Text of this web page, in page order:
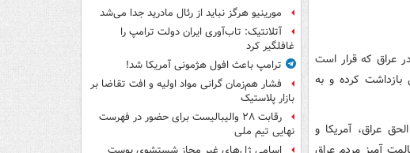
عراق که قرار است
بازداشت کرده و به
عراق، آمریکا و
آمیز مردم عراق
مورینیو هرگز نباید از رئال مادرید جدا می‌شد
آتلانتیک: تاب‌آوری ایران دولت ترامپ را
غافلگیر کرد
ترامپ باعث افول هژمونی آمریکا شد!
فشار هم‌زمان گرانی مواد اولیه و افت تقاضا بر
بازار پلاستیک
رقابت ۲۸ والیبالیست برای حضور در فهرست
نهایی تیم ملی